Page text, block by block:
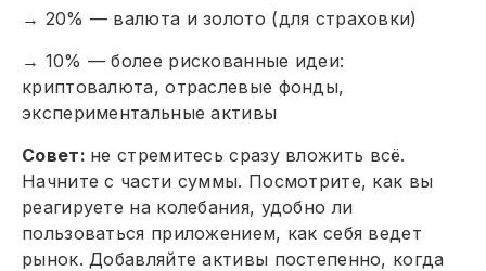
→ 20% — валюта и золото (для страховки)
→ 10% — более рискованные идеи:
криптовалюта, отраслевые фонды,
экспериментальные активы
Совет: не стремитесь сразу вложить всё.
Начните с части суммы. Посмотрите, как вы
реагируете на колебания, удобно ли
пользоваться приложением, как себя ведет
рынок. Добавляйте активы постепенно, когда